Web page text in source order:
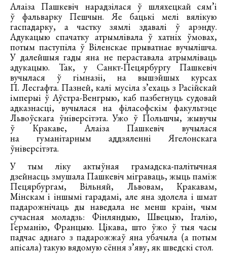
Алаіза Пашкевіч нарадзілася ў шляхецкай сям’і
ў фальварку Пешчын. Яе бацькі мелі вялікую
гаспадарку, а частку зямлі здавалі ў арэнду.
Адукацыю спачатку атрымлівала ў хатніх ўмовах,
потым паступіла ў Віленскае прыватнае вучылішча.
У далейшыя гады яна не пераставала атрымліваць
адукацыю. Так, у Санкт-Пецярбургу Пашкевіч
вучылася ў гімназіі, на вышэйшых курсах
П. Лесгафта. Пазней, калі мусіла з’ехаць з Расійскай
імперыі ў Аўстра-Венгрыю, каб пазбегнуць судовай
адказнасці, вучылася на філасофскім факультэце
Львоўскага ўніверсітэта. Ужо ў Польшчы, жывучы
ў Кракаве, Алаіза Пашкевіч вучылася
на гуманітарным аддзяленні Ягелонскага
ўніверсітэта.
У тым ліку актыўная грамадска-палітычная
дзейнасць змушала Пашкевіч міграваць, жыць паміж
Пецярбургам, Вільняй, Львовам, Кракавам,
Мінскам і іншымі гарадамі, але яна здолела і шмат
падарожнічаць ды наведала не менш краін, чым
сучасная моладзь: Фінляндыю, Швецыю, Італію,
Германію, Францыю. Цікава, што ўжо ў тыя часы
падчас аднаго з падарожжаў яна убачыла (а потым
апісала) такую вядомую сёння з’яву, як шведскі стол.